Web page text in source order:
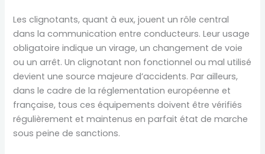
Les clignotants, quant à eux, jouent un rôle central
dans la communication entre conducteurs. Leur usage
obligatoire indique un virage, un changement de voie
ou un arrêt. Un clignotant non fonctionnel ou mal utilisé
devient une source majeure d’accidents. Par ailleurs,
dans le cadre de la réglementation européenne et
française, tous ces équipements doivent être vérifiés
régulièrement et maintenus en parfait état de marche
sous peine de sanctions.